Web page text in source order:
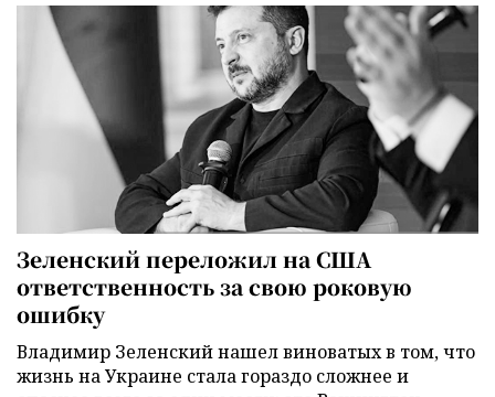
Зеленский переложил на США
ответственность за свою роковую
ошибку
Владимир Зеленский нашел виноватых в том, что
жизнь на Украине стала гораздо сложнее и